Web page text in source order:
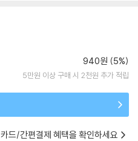
940원 (5%)
5만원 이상 구매 시 2천원 추가 적립
카드/간편결제 혜택을 확인하세요